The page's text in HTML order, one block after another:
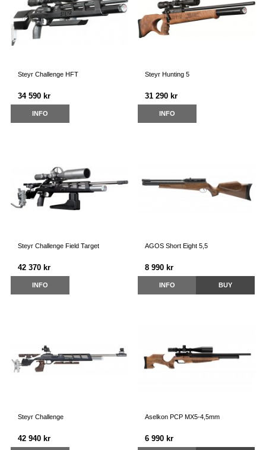
Steyr Challenge HFT
34 590 kr
INFO
Steyr Hunting 5
31 290 kr
INFO
Steyr Challenge Field Target
42 370 kr
INFO
AGOS Short Eight 5,5
8 990 kr
INFO BUY
Steyr Challenge
42 940 kr
Aselkon PCP MX5-4,5mm
6 990 kr